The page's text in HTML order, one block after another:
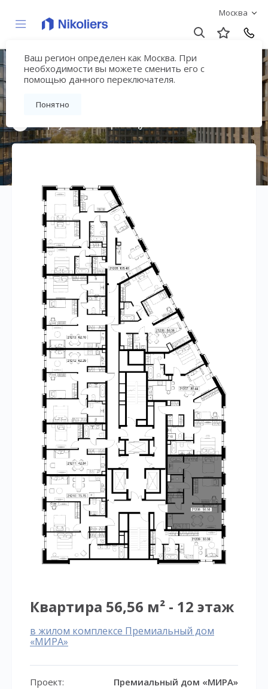
Москва
Ваш регион определен как Москва. При
необходимости вы можете сменить его с
помощью данного переключателя.
Понятно
Премиальный дом
«МИРА»
Квартира 56,56 м² - 12 этаж
в жилом комплексе Премиальный дом
«МИРА»
Проект: Премиальный дом «МИРА»